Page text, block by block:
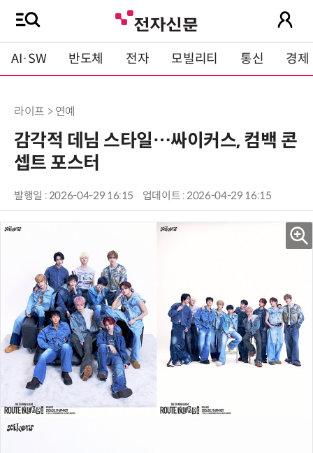
AI·SW 반도체 전자 모빌리티 통신 경제
라이프 > 연예
감각적 데님 스타일…싸이커스, 컴백 콘
셉트 포스터
발행일 : 2026-04-29 16:15 업데이트 : 2026-04-29 16:15